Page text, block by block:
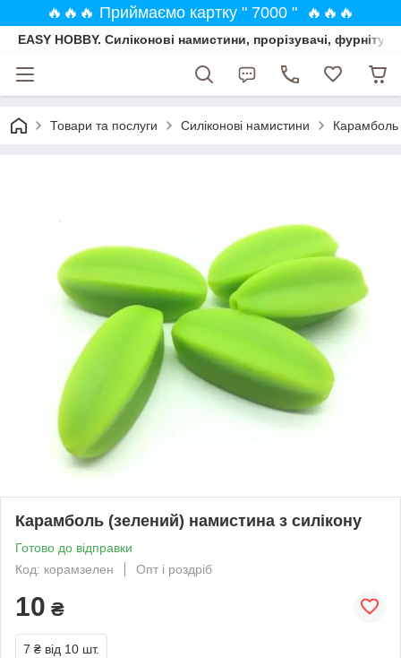
🔥🔥🔥 Приймаємо картку " 7000 " 🔥🔥🔥
EASY HOBBY. Силіконові намистини, прорізувачі,
Товари та послуги Силіконові намистини
Карамболь (зелений) намистина з силікону
Готово до відправки
Код: корамзелен
Опт і роздріб
10 ₴
7 ₴ від 10 шт.